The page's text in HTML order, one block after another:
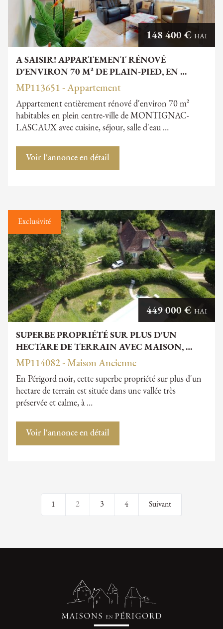
A SAISIR! APPARTEMENT RÉNOVÉ
D'ENVIRON 70 M² DE PLAIN-PIED, EN …
148 400 € HAI
MP113651 - Appartement
Appartement entièrement rénové d'environ 70 m²
habitables en plein centre-ville de MONTIGNAC-
LASCAUX avec cuisine, séjour, salle d'eau …
Voir l'annonce en détail
Exclusivité
SUPERBE PROPRIÉTÉ SUR PLUS D'UN
HECTARE DE TERRAIN AVEC MAISON, …
449 000 € HAI
MP114082 - Maison Ancienne
En Périgord noir, cette superbe propriété sur plus d'un
hectare de terrain est située dans une vallée très
préservée et calme, à …
Voir l'annonce en détail
1 2 3 4 Suivant